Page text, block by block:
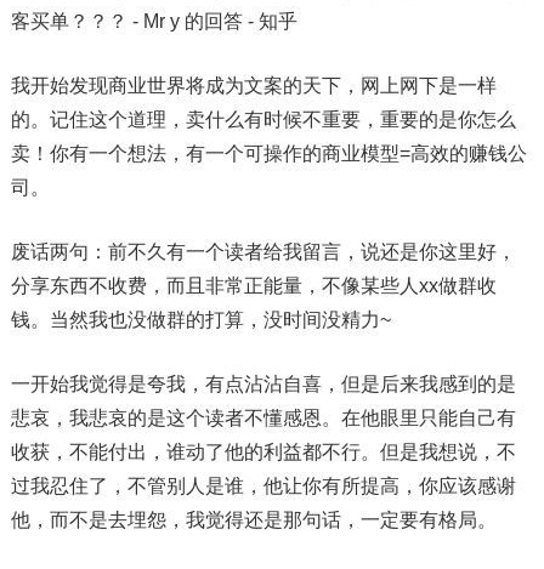
客买单？？？ - Mr y 的回答 - 知乎
我开始发现商业世界将成为文案的天下，网上网下是一样
的。记住这个道理，卖什么有时候不重要，重要的是你怎么
卖！你有一个想法，有一个可操作的商业模型=高效的赚钱公
司。
废话两句：前不久有一个读者给我留言，说还是你这里好，
分享东西不收费，而且非常正能量，不像某些人xx做群收
钱。当然我也没做群的打算，没时间没精力~
一开始我觉得是夸我，有点沾沾自喜，但是后来我感到的是
悲哀，我悲哀的是这个读者不懂感恩。在他眼里只能自己有
收获，不能付出，谁动了他的利益都不行。但是我想说，不
过我忍住了，不管别人是谁，他让你有所提高，你应该感谢
他，而不是去埋怨，我觉得还是那句话，一定要有格局。